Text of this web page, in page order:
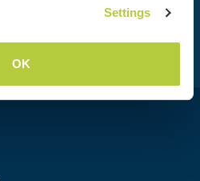
Settings
OK